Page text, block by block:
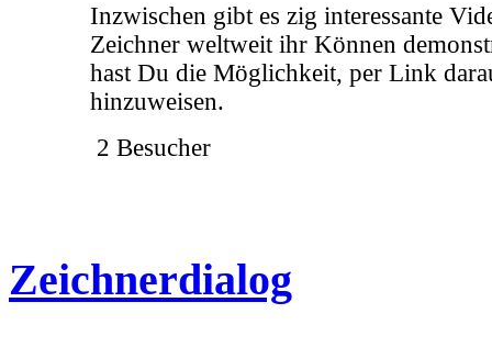
Inzwischen gibt es zig interessante
Zeichner weltweit ihr Können
hast Du die Möglichkeit, per Link
hinzuweisen.
2 Besucher
Zeichnerdialog